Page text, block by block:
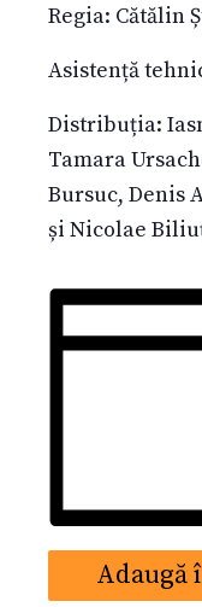
Regia: Cătălin
Asistență
Distribuția:
Tamara
Bursuc, Denis
și Nicolae
Adaugă